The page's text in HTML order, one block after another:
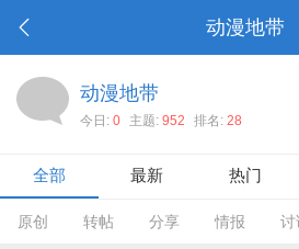
动漫地带
动漫地带
今日: 0 主题: 952 排名: 28
全部 最新 热门
原创 转帖 分享 情报 讨